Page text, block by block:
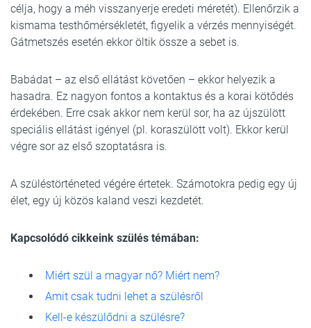
célja, hogy a méh visszanyerje eredeti méretét). Ellenőrzik a
kismama testhőmérsékletét, figyelik a vérzés mennyiségét.
Gátmetszés esetén ekkor öltik össze a sebet is.
Babádat – az első ellátást követően – ekkor helyezik a
hasadra. Ez nagyon fontos a kontaktus és a korai kötődés
érdekében. Erre csak akkor nem kerül sor, ha az újszülött
speciális ellátást igényel (pl. koraszülött volt). Ekkor kerül
végre sor az első szoptatásra is.
A szüléstörténeted végére értetek. Számotokra pedig egy új
élet, egy új közös kaland veszi kezdetét.
Kapcsolódó cikkeink szülés témában:
Miért szül a magyar nő? Miért nem?
Amit csak tudni lehet a szülésről
Kell-e készülődni a szülésre?